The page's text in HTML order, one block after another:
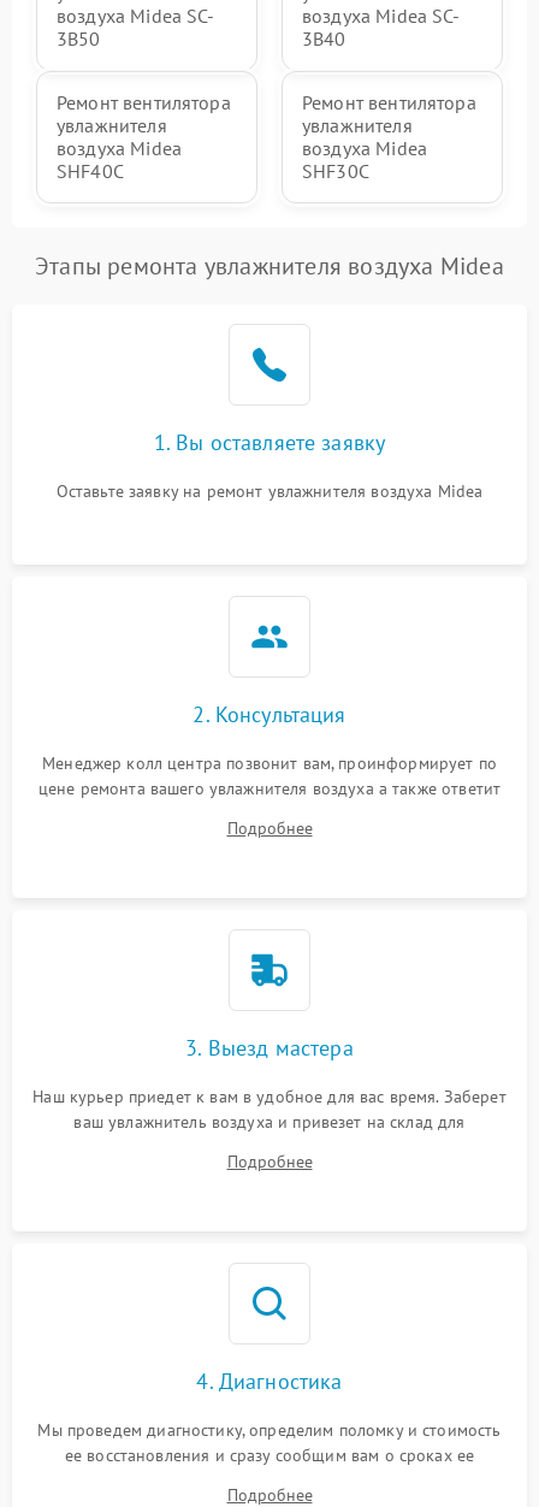
воздуха Midea SC-
3B50
воздуха Midea SC-
3B40
Ремонт вентилятора
увлажнителя
воздуха Midea
SHF40C
Ремонт вентилятора
увлажнителя
воздуха Midea
SHF30C
Этапы ремонта увлажнителя воздуха Midea
1. Вы оставляете заявку
Оставьте заявку на ремонт увлажнителя воздуха Midea
2. Консультация
Менеджер колл центра позвонит вам, проинформирует по
цене ремонта вашего увлажнителя воздуха а также ответит
Подробнее
3. Выезд мастера
Наш курьер приедет к вам в удобное для вас время. Заберет
ваш увлажнитель воздуха и привезет на склад для
Подробнее
4. Диагностика
Мы проведем диагностику, определим поломку и стоимость
ее восстановления и сразу сообщим вам о сроках ее
Подробнее